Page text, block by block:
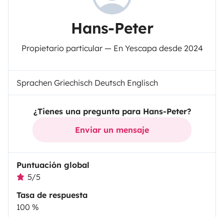
Hans-Peter
Propietario particular — En Yescapa desde 2024
Sprachen Griechisch Deutsch Englisch
¿Tienes una pregunta para Hans-Peter?
Enviar un mensaje
Puntuación global
5/5
Tasa de respuesta
100 %